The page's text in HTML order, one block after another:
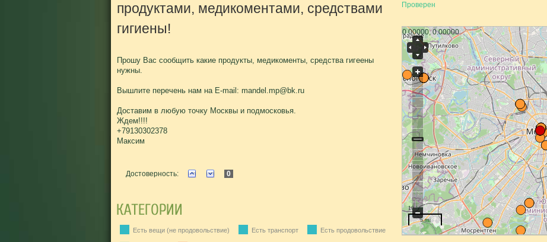
продуктами, медикоментами, средствами
гигиены!
Прошу Вас сообщить какие продукты, медикоменты, средства гигеены
нужны.
Вышлите перечень нам на E-mail: mandel.mp@bk.ru
Доставим в любую точку Москвы и подмосковья.
Ждем!!!!
+79130302378
Максим
Достоверность: 0
Есть вещи (не продовольствие) Есть транспорт Есть продовольствие
Проверен
0.00000, 0.00000
10 km
5 mi